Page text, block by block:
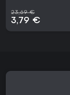
23,69 €
3,79 €